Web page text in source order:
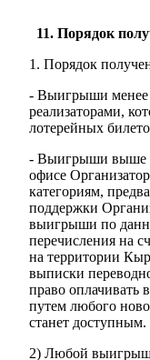
11. Порядок
Порядок
- Выигрыши менее
реализаторами,
лотерейных
- Выигрыши выше
офисе
категориям,
поддержки
выигрыши по
перечисления на
на территории
выписки
право
путем любого
станет доступным.
2) Любой выигрыш